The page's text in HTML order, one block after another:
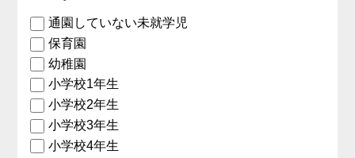
通園していない未就学児
保育園
幼稚園
小学校1年生
小学校2年生
小学校3年生
小学校4年生